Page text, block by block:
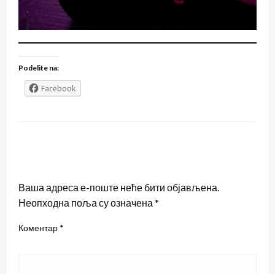
Podelite na:
Facebook
Ваша адреса е-поште неће бити објављена.
Неопходна поља су означена *
Коментар *